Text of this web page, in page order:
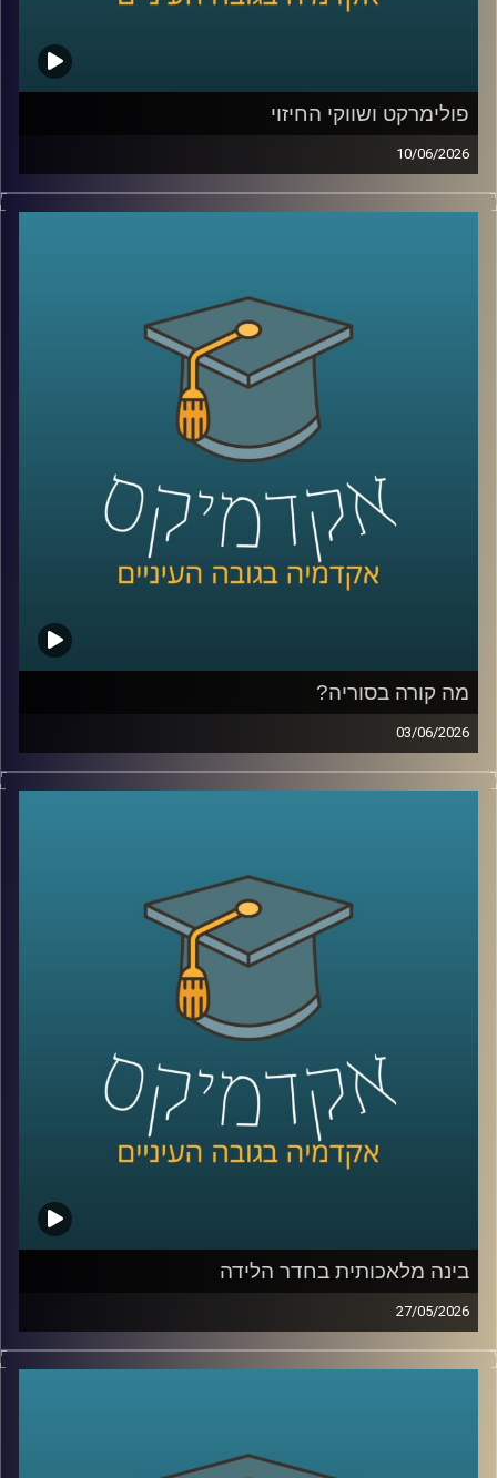
לבנק העולמי בפרויקטים גלובליים בתחומי אנרגיה ותשתיות.
פולימרקט ושווקי החיזוי
10/06/2026
האם ישו יחזור בשנת 2026?
האם תהיה תקיפה באיראן לפני סוף החודש?
והאם האנושות תגלה חיים מחוץ לכדור הארץ?
כל אלה היו הימורים אמיתיים בפלטפורמתPolymarket
כן, אנשים ברחבי העולם שמים כסף אמיתי על העתיד. על
מלחמות, פוליטיקה, דת, אסונות ואפילו סוף העולם.
ובזמן שרובנו צורכים חדשות כדי להבין מה קורה, יש אנשים
שפשוט נכנסים לפולימרקט כדי לראות “מה הסיכויים” ועל
הדרך גם מרוויחים כסף.
אז מה זה בכלל שוק חיזוי?
למה אנשים התחילו להאמין לפלטפורמות האלה יותר מלסקרים
אירועים עולמיים? והאם יכול להיות שפלטפורמות כאלה כבר
לא רק מנבאות את המציאות, אלא גם מתחילות לעצב אותה?
כדי להבין את העולם הזה, נמצא איתנו היום פרופ’ צחי חייט
מאוניברסיטת רייכמן, שחוקר חוכמת המונים, רשתות חברתיות
ואמינות מידע, ואחד החוקרים הבולטים בישראל בתחום שווקי
החיזוי
מה קורה בסוריה?
03/06/2026
מה בעצם קורה היום בסוריה?
מי שולט שם? מי נלחם במי? איך טורקיה הפכה לשחקן כל כך
נדמה שאחרי יותר מעשור של מלחמה, רוב הישראלים כבר
איבדו את היכולת להבין את התמונה.
אז היום ננסה לעשות סדר ולהבין איך נראה המזרח התיכון
החדש שנבנה ממש מעבר לגבול שלנו.
היום נארח את ד״ר מיכאל ברק, מרצה וחוקר בבית ספר לאודר
לממשל, דיפלומטיה ואסטרטגיה ב־אוניברסיטת רייכמן, וחוקר
בכיר ב־המכון למדיניות נגד טרור, מומחה לאיסלאם רדיקלי.
קרדיט תמונות:AudioVersity
בינה מלאכותית בחדר הלידה
27/05/2026
הרפואה נמצאת היום באחת מנקודות המפנה המשמעותיות
ביותר בתולדותיה.